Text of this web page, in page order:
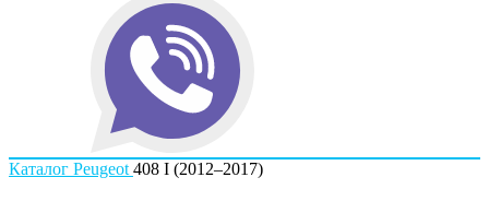
Каталог Peugeot 408 I (2012–2017)